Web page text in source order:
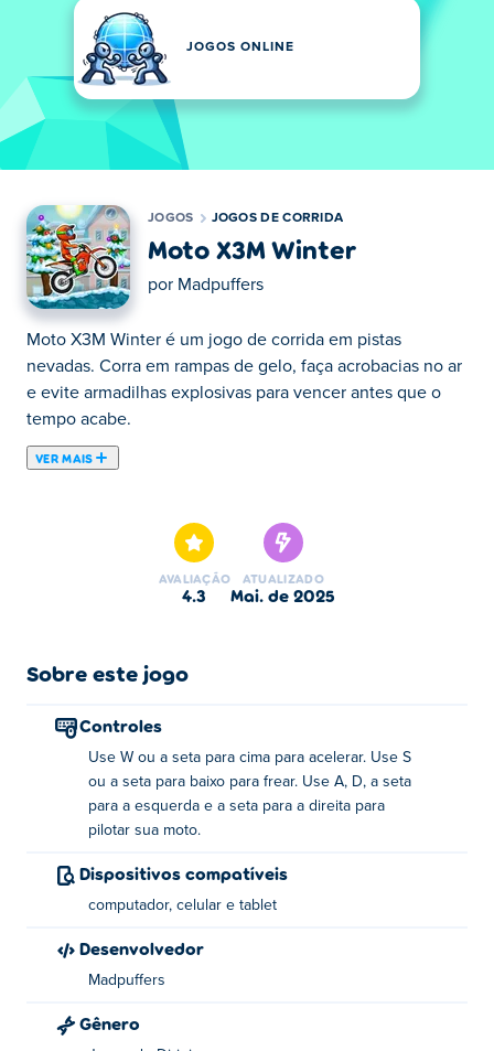
JOGOS ONLINE
JOGOS JOGOS DE CORRIDA
Moto X3M Winter
por Madpuffers
Moto X3M Winter é um jogo de corrida em pistas
nevadas. Corra em rampas de gelo, faça acrobacias no ar
e evite armadilhas explosivas para vencer antes que o
tempo acabe.
VER MAIS
em pontes feitas de bengalas de doces e outras
guloseimas. Ande de motocicleta passando por bonecos
de neve e árvores de Natal com Rudolph, a Rena do
quarta parte desta bem-sucedida série de jogos a motor,
X3M Spooky Land
pode ganhar em cada nível para atualizar sua bicicleta e,
finalmente, comprar o trenó do Papai Noel para
completar os níveis.
O Moto X3M Winter foi desenvolvido pela Madpuffers em
Moto X3M.
Dicas e truques
AVALIAÇÃO
4.3
ATUALIZADO
mai. de 2025
Sobre este jogo
Controles
Use W ou a seta para cima para acelerar. Use S
ou a seta para baixo para frear. Use A, D, a seta
para a esquerda e a seta para a direita para
pilotar sua moto.
Dispositivos compatíveis
computador, celular e tablet
Desenvolvedor
Madpuffers
Gênero